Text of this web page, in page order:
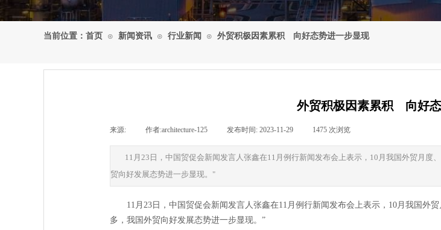
当前位置： 首页 ⊙ 新闻资讯 ⊙ 行业新闻 ⊙ 外贸积极因素累积 向好态势进一步显现
外贸积极因素累积 向好
来源: 作者:architecture-125 发布时间: 2023-11-29 1475 次浏览
11月23日，中国贸促会新闻发言人张鑫在11月例行新闻发布会上表示，10月我国外贸月
贸向好发展态势进一步显现。"
11月23日，中国贸促会新闻发言人张鑫在11月例行新闻发布会上表示，10月我国外
多，我国外贸向好发展态势进一步显现。”